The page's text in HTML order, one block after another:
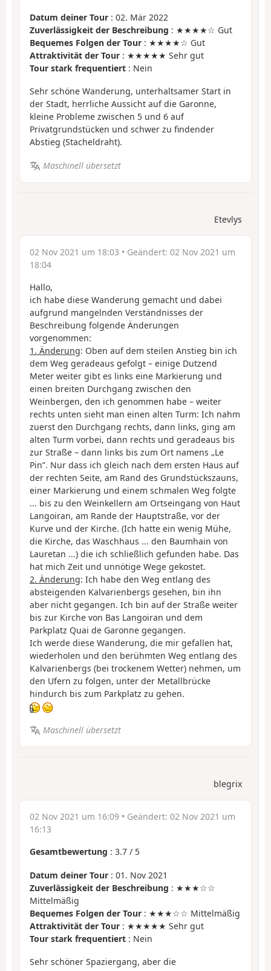
Datum deiner Tour : 02. Mär 2022
Zuverlässigkeit der Beschreibung : ★★★★☆ Gut
Bequemes Folgen der Tour : ★★★★☆ Gut
Attraktivität der Tour : ★★★★★ Sehr gut
Tour stark frequentiert : Nein
Sehr schöne Wanderung, unterhaltsamer Start in
der Stadt, herrliche Aussicht auf die Garonne,
kleine Probleme zwischen 5 und 6 auf
Privatgrundstücken und schwer zu findender
Abstieg (Stacheldraht).
Maschinell übersetzt
Etevlys
02 Nov 2021 um 18:03 • Geändert: 02 Nov 2021 um
18:04
Hallo,
ich habe diese Wanderung gemacht und dabei
aufgrund mangelnden Verständnisses der
Beschreibung folgende Änderungen
vorgenommen:
1. Änderung: Oben auf dem steilen Anstieg bin ich
dem Weg geradeaus gefolgt – einige Dutzend
Meter weiter gibt es links eine Markierung und
einen breiten Durchgang zwischen den
Weinbergen, den ich genommen habe – weiter
rechts unten sieht man einen alten Turm: Ich nahm
zuerst den Durchgang rechts, dann links, ging am
alten Turm vorbei, dann rechts und geradeaus bis
zur Straße – dann links bis zum Ort namens „Le
Pin”. Nur dass ich gleich nach dem ersten Haus auf
der rechten Seite, am Rand des Grundstückszauns,
einer Markierung und einem schmalen Weg folgte
... bis zu den Weinkellern am Ortseingang von Haut
Langoiran, am Rande der Hauptstraße, vor der
Kurve und der Kirche. (Ich hatte ein wenig Mühe,
die Kirche, das Waschhaus ... den Baumhain von
Lauretan ...) die ich schließlich gefunden habe. Das
hat mich Zeit und unnötige Wege gekostet.
2. Änderung: Ich habe den Weg entlang des
absteigenden Kalvarienbergs gesehen, bin ihn
aber nicht gegangen. Ich bin auf der Straße weiter
bis zur Kirche von Bas Langoiran und dem
Parkplatz Quai de Garonne gegangen.
Ich werde diese Wanderung, die mir gefallen hat,
wiederholen und den berühmten Weg entlang des
Kalvarienbergs (bei trockenem Wetter) nehmen, um
den Ufern zu folgen, unter der Metallbrücke
hindurch bis zum Parkplatz zu gehen.
Maschinell übersetzt
blegrix
02 Nov 2021 um 16:09 • Geändert: 02 Nov 2021 um
16:13
Gesamtbewertung : 3.7 / 5
Datum deiner Tour : 01. Nov 2021
Zuverlässigkeit der Beschreibung : ★★★☆☆
Mittelmäßig
Bequemes Folgen der Tour : ★★★☆☆ Mittelmäßig
Attraktivität der Tour : ★★★★★ Sehr gut
Tour stark frequentiert : Nein
Sehr schöner Spaziergang, aber die